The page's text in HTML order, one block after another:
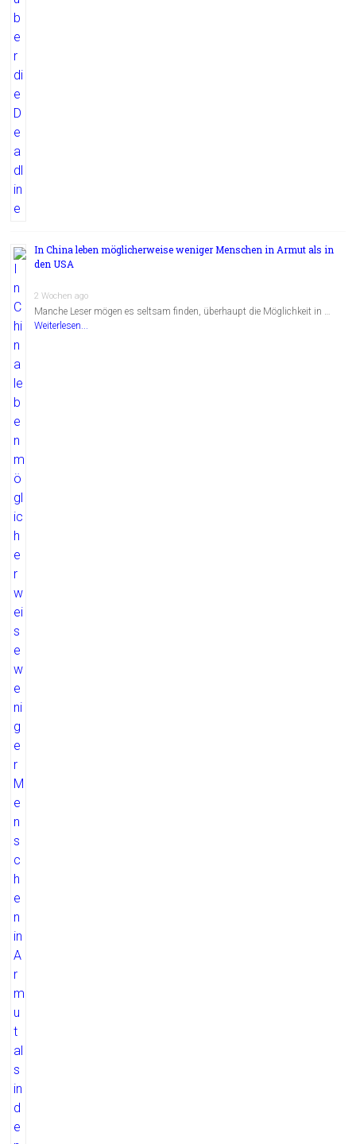
In China leben möglicherweise weniger Menschen in Armut als in
den USA
2 Wochen ago
Manche Leser mögen es seltsam finden, überhaupt die Möglichkeit in …
Weiterlesen...